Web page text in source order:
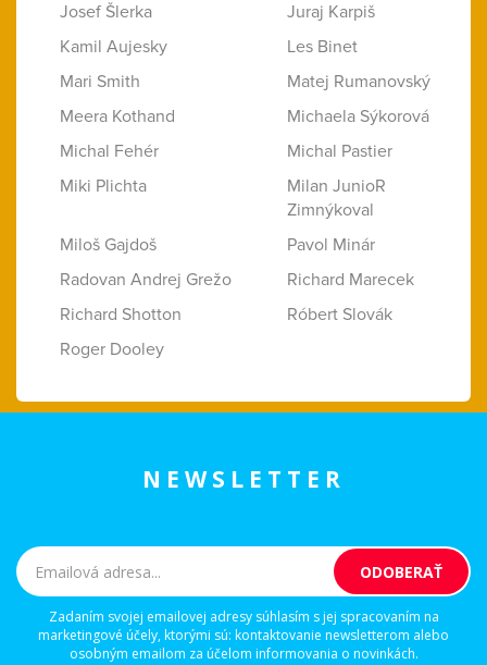
Josef Šlerka
Juraj Karpiš
Kamil Aujesky
Les Binet
Mari Smith
Matej Rumanovský
Meera Kothand
Michaela Sýkorová
Michal Fehér
Michal Pastier
Miki Plichta
Milan JunioR
Zimnýkoval
Miloš Gajdoš
Pavol Minár
Radovan Andrej Grežo
Richard Marecek
Richard Shotton
Róbert Slovák
Roger Dooley
NEWSLETTER
Zadaním svojej emailovej adresy súhlasím s jej spracovaním na
marketingové účely, ktorými sú: kontaktovanie newsletterom alebo
osobným emailom za účelom informovania o novinkách.